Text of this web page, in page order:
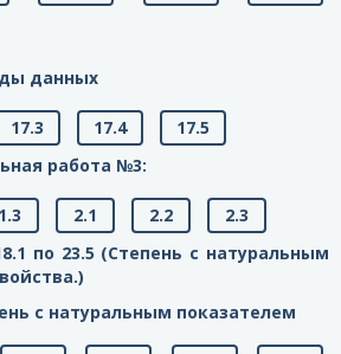
данных
17.3 17.4
17.5
работа №3:
1.3 2.1 2.2
2.3
по 23.5 (Степень с натуральным
с натуральным показателем